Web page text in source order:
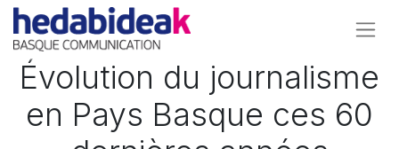
Évolution du journalisme
en Pays Basque ces 60